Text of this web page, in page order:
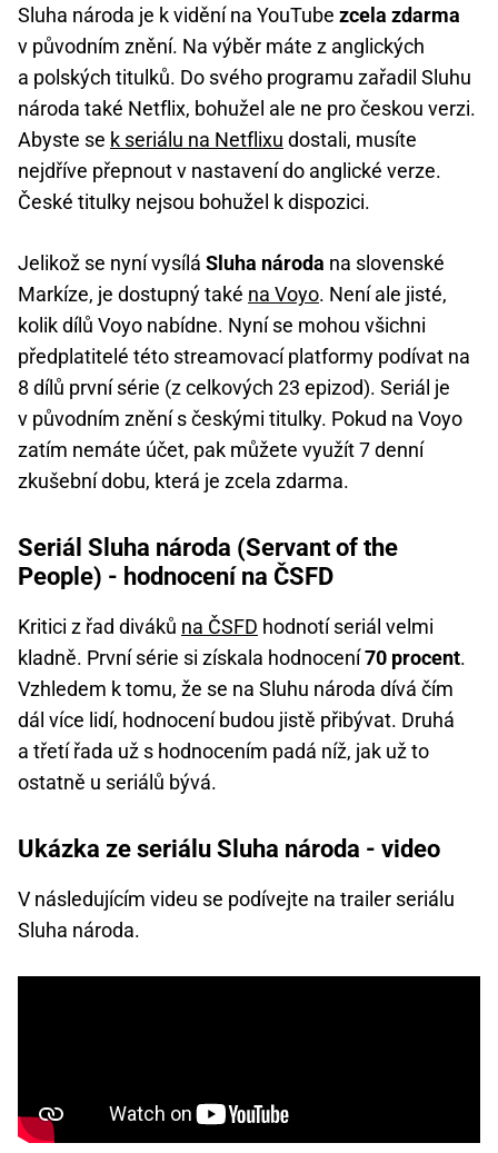
Sluha národa je k vidění na YouTube zcela zdarma
v původním znění. Na výběr máte z anglických
a polských titulků. Do svého programu zařadil Sluhu
národa také Netflix, bohužel ale ne pro českou verzi.
Abyste se k seriálu na Netflixu dostali, musíte
nejdříve přepnout v nastavení do anglické verze.
České titulky nejsou bohužel k dispozici.
Jelikož se nyní vysílá Sluha národa na slovenské
Markíze, je dostupný také na Voyo. Není ale jisté,
kolik dílů Voyo nabídne. Nyní se mohou všichni
předplatitelé této streamovací platformy podívat na
8 dílů první série (z celkových 23 epizod). Seriál je
v původním znění s českými titulky. Pokud na Voyo
zatím nemáte účet, pak můžete využít 7 denní
zkušební dobu, která je zcela zdarma.
Seriál Sluha národa (Servant of the
People) - hodnocení na ČSFD
Kritici z řad diváků na ČSFD hodnotí seriál velmi
kladně. První série si získala hodnocení70 procent.
Vzhledem k tomu, že se na Sluhu národa dívá čím
dál více lidí, hodnocení budou jistě přibývat. Druhá
a třetí řada už s hodnocením padá níž, jak už to
ostatně u seriálů bývá.
Ukázka ze seriálu Sluha národa - video
V následujícím videu se podívejte na trailer seriálu
Sluha národa.